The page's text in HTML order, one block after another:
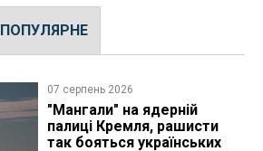
ПОПУЛЯРНЕ
07 серпень 2026
"Мангали" на ядерній
палиці Кремля, рашисти
так бояться українських